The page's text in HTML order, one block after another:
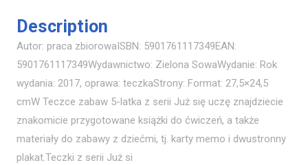
Description
Autor: praca zbiorowaISBN: 5901761117349EAN:
5901761117349Wydawnictwo: Zielona SowaWydanie: Rok
wydania: 2017, oprawa: teczkaStrony: Format: 27,5×24,5
cmW Teczce zabaw 5-latka z serii Już się uczę znajdziecie
znakomicie przygotowane książki do ćwiczeń, a także
materiały do zabawy z dziećmi, tj. karty memo i dwustronny
plakat.Teczki z serii Już si